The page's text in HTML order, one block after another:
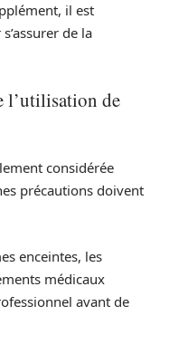
il est
de la
l’utilisation de
considérée
précautions doivent
enceintes, les
médicaux
avant de